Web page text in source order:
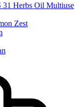
Herbs Oil Multiuse
Zest